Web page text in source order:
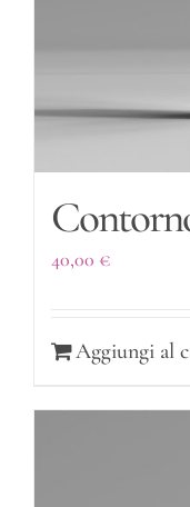
40,00 €
Aggiungi al